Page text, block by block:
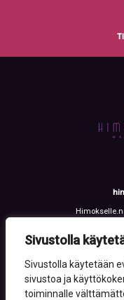
Sivustolla
Sivustolla käytetään
sivustoa ja
toiminnalle